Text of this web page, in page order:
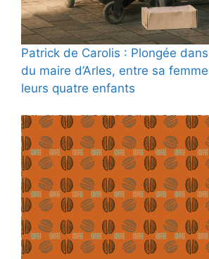
Patrick de Carolis : Plongée
du maire d’Arles, entre sa
leurs quatre enfants